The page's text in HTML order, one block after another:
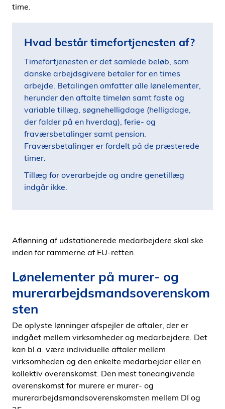
time.
Hvad består timefortjenesten af?
Timefortjenesten er det samlede beløb, som
danske arbejdsgivere betaler for en times
arbejde. Betalingen omfatter alle lønelementer,
herunder den aftalte timeløn samt faste og
variable tillæg, søgnehelligdage (helligdage,
der falder på en hverdag), ferie- og
fraværsbetalinger samt pension.
Fraværsbetalinger er fordelt på de præsterede
timer.
Tillæg for overarbejde og andre genetillæg
indgår ikke.
Aflønning af udstationerede medarbejdere skal ske
inden for rammerne af EU-retten.
Lønelementer på murer- og
murerarbejdsmandsoverenskom
sten
De oplyste lønninger afspejler de aftaler, der er
indgået mellem virksomheder og medarbejdere. Det
kan bl.a. være individuelle aftaler mellem
virksomheden og den enkelte medarbejder eller en
kollektiv overenskomst. Den mest toneangivende
overenskomst for murere er murer- og
murerarbejdsmandsoverenskomsten mellem DI og